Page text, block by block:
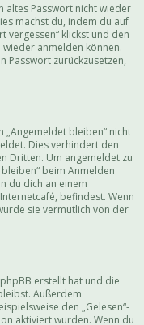
altes Passwort nicht wieder
machst du, indem du auf
vergessen“ klickst und den
anmelden können.
Passwort zurückzusetzen,
bleiben“ nicht
Dies verhindert den
Dritten. Um angemeldet zu
beim Anmelden
du dich an einem
befindest. Wenn
sie vermutlich von der
erstellt hat und die
Außerdem
den „Gelesen“-
aktiviert wurden. Wenn du